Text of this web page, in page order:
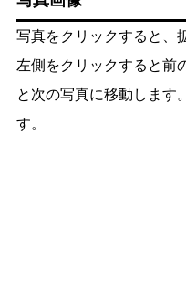
写真をクリックすると、
左側をクリックすると前
と次の写真に移動します
す。